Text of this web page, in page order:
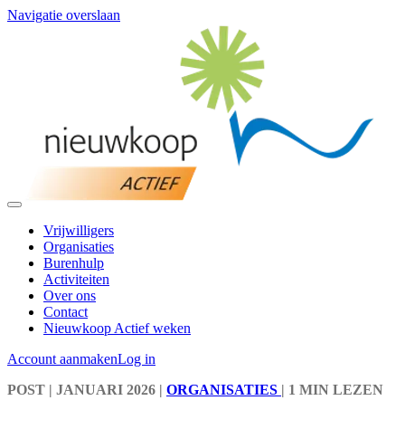
Navigatie overslaan
Vrijwilligers
Organisaties
Burenhulp
Activiteiten
Over ons
Contact
Nieuwkoop Actief weken
Account aanmakenLog in
POST | JANUARI 2026 | ORGANISATIES | 1 MIN LEZEN